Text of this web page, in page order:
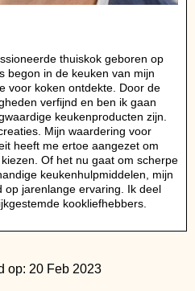
thuiskok geboren op
begon in de keuken van mijn
voor koken ontdekte. Door de
verfijnd en ben ik gaan
keukenproducten zijn.
Mijn waardering voor
heeft me ertoe aangezet om
Of het nu gaat om scherpe
keukenhulpmiddelen, mijn
op jarenlange ervaring. Ik deel
kookliefhebbers.
op: 20 Feb 2023